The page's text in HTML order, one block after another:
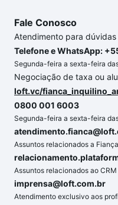
Fale Conosco
Atendimento para dúvidas
Telefone e WhatsApp:
Segunda-feira a sexta-feira
Negociação de taxa ou
loft.vc/
0800 001 6003
Segunda-feira a sexta-feira
Assuntos relacionados a
Assuntos relacionados ao
imprensa@loft.com.br
Atendimento exclusivo aos